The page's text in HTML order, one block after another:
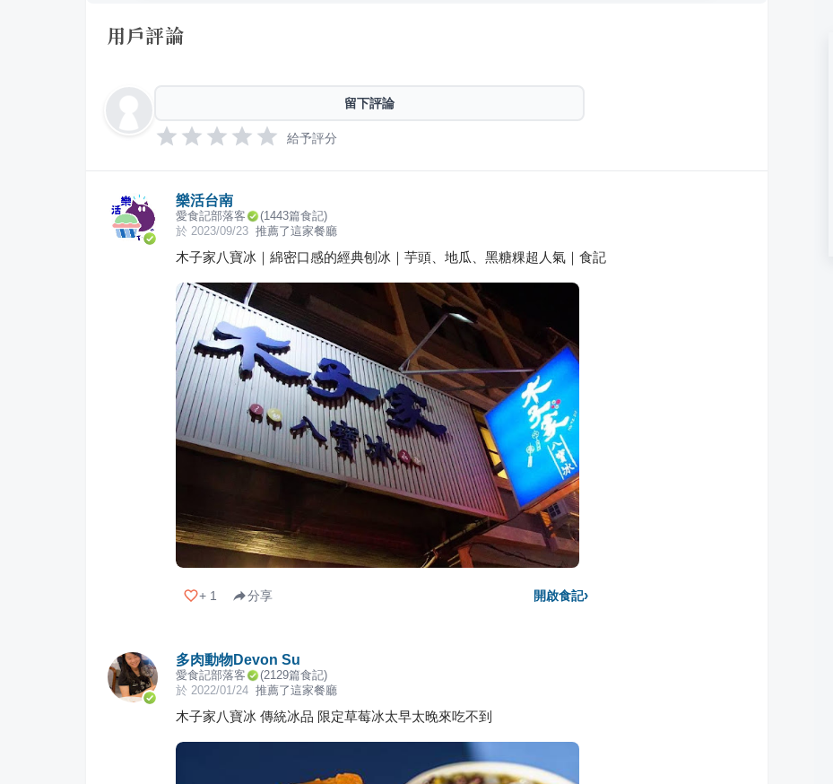
用戶評論
留下評論
給予評分
樂活台南
愛食記部落客 (1443篇食記)
於 2023/09/23 推薦了這家餐廳
木子家八寶冰｜綿密口感的經典刨冰｜芋頭、地瓜、黑糖粿超人氣｜食記
+ 1 分享 開啟食記›
多肉動物Devon Su
愛食記部落客 (2129篇食記)
於 2022/01/24 推薦了這家餐廳
木子家八寶冰 傳統冰品 限定草莓冰太早太晚來吃不到